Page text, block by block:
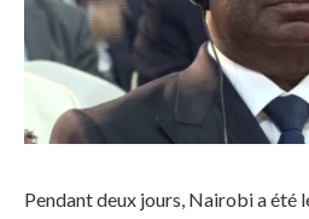
Pendant deux jours, Nairobi a été